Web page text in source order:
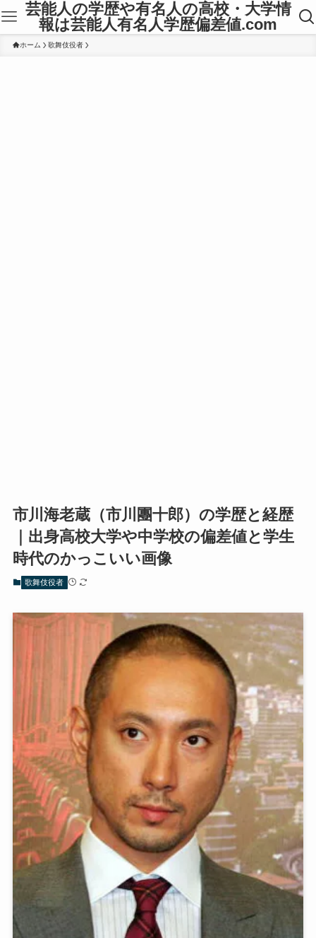
芸能人の学歴や有名人の高校・大学情
報は芸能人有名人学歴偏差値.com
ホーム 歌舞伎役者
市川海老蔵（市川團十郎）の学歴と経歴
｜出身高校大学や中学校の偏差値と学生
時代のかっこいい画像
歌舞伎役者